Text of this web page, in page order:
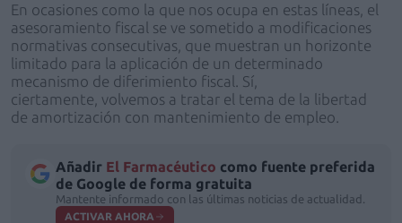
En ocasiones como la que nos ocupa en estas líneas, el
asesoramiento fiscal se ve sometido a modificaciones
normativas consecutivas, que muestran un horizonte
limitado para la aplicación de un determinado
mecanismo de diferimiento fiscal. Sí,
ciertamente, volvemos a tratar el tema de la libertad
de amortización con mantenimiento de empleo.
Añadir El Farmacéutico como fuente preferida
de Google de forma gratuita
Mantente informado con las últimas noticias de actualidad.
ACTIVAR AHORA